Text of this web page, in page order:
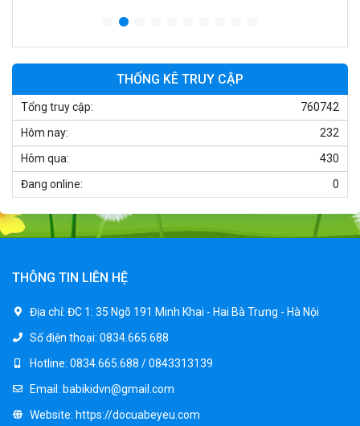
Xe cần cẩu trẻ em KS-518
Xe máy điện trẻ em T118
Xe điện trẻ em 7017
900.000 ₫
Xe ô tô điện trẻ em cảnh sát J2988
3.250.000 ₫
Xe ô tô điện trẻ em địa hình M666
2.400.000 ₫
THỐNG KÊ TRUY CẬP
760742
Tổng truy cập:
232
Hôm nay:
430
Hôm qua:
0
Đang online:
THÔNG TIN LIÊN HỆ
Địa chỉ: ĐC 1: 35 Ngõ 191 Minh Khai - Hai Bà Trưng - Hà Nội
Số điện thoại: 0834.665.688
Hotline: 0834.665.688 / 0843313139
Email: babikidvn@gmail.com
Website: https://docuabeyeu.com